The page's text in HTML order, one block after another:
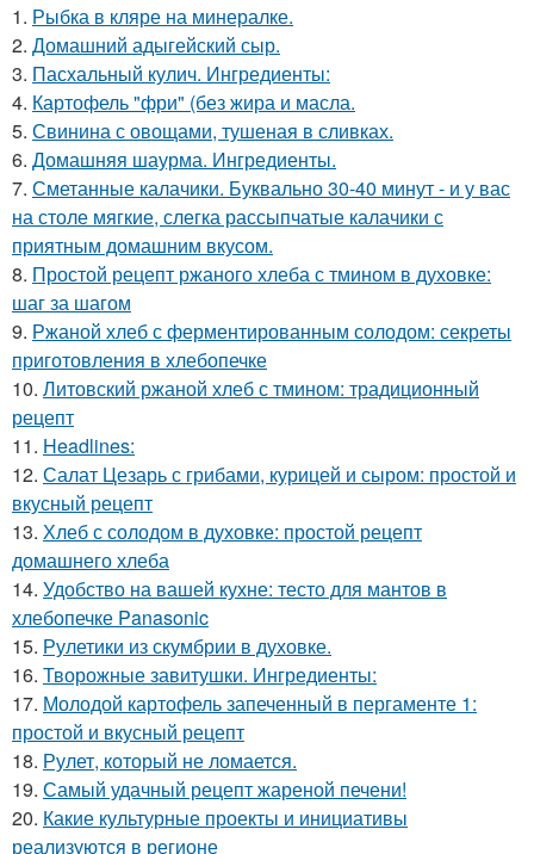
1. Рыбка в кляре на минералке.
2. Домашний адыгейский сыр.
3. Пасхальный кулич. Ингредиенты:
4. Картофель "фри" (без жира и масла.
5. Свинина с овощами, тушеная в сливках.
6. Домашняя шаурма. Ингредиенты.
7. Сметанные калачики. Буквально 30-40 минут - и у вас
на столе мягкие, слегка рассыпчатые калачики с
приятным домашним вкусом.
8. Простой рецепт ржаного хлеба с тмином в духовке:
шаг за шагом
9. Ржаной хлеб с ферментированным солодом: секреты
приготовления в хлебопечке
10. Литовский ржаной хлеб с тмином: традиционный
рецепт
11. Headlines:
12. Салат Цезарь с грибами, курицей и сыром: простой и
вкусный рецепт
13. Хлеб с солодом в духовке: простой рецепт
домашнего хлеба
14. Удобство на вашей кухне: тесто для мантов в
хлебопечке Panasonic
15. Рулетики из скумбрии в духовке.
16. Творожные завитушки. Ингредиенты:
17. Молодой картофель запеченный в пергаменте 1:
простой и вкусный рецепт
18. Рулет, который не ломается.
19. Самый удачный рецепт жареной печени!
20. Какие культурные проекты и инициативы
реализуются в регионе